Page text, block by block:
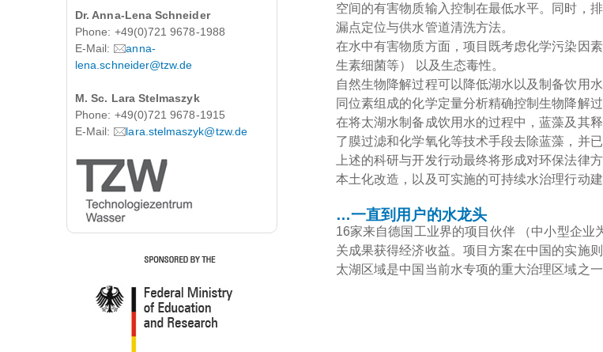
Dr. Anna-Lena Schneider
Phone: +49(0)721 9678-1988
E-Mail:
anna-
lena.schneider@tzw.de
M. Sc. Lara Stelmaszyk
Phone: +49(0)721 9678-1915
E-Mail:
lara.stelmaszyk@tzw.de
空间的有害物质输入控制在最低水平。同时，
漏点定位与供水管道清洗方法。
在水中有害物质方面，项目既考虑化学污染因
生素细菌等） 以及生态毒性。
自然生物降解过程可以降低湖水以及制备饮用
同位素组成的化学定量分析精确控制生物降解过
在将太湖水制备成饮用水的过程中，蓝藻及其
了膜过滤和化学氧化等技术手段去除蓝藻，并已
上述的科研与开发行动最终将形成对环保法律
本土化改造，以及可实施的可持续水治理行动建
…一直到用户的水龙头
16家来自德国工业界的项目伙伴 （中小型企业
关成果获得经济收益。项目方案在中国的实施
太湖区域是中国当前水专项的重大治理区域之